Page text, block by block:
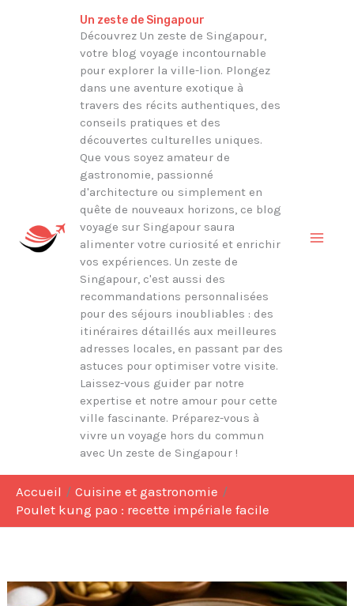
Un zeste de Singapour
Découvrez Un zeste de Singapour,
votre blog voyage incontournable
pour explorer la ville-lion. Plongez
dans une aventure exotique à
travers des récits authentiques, des
conseils pratiques et des
découvertes culturelles uniques.
Que vous soyez amateur de
gastronomie, passionné
d'architecture ou simplement en
quête de nouveaux horizons, ce blog
voyage sur Singapour saura
alimenter votre curiosité et enrichir
vos expériences. Un zeste de
Singapour, c'est aussi des
recommandations personnalisées
pour des séjours inoubliables : des
itinéraires détaillés aux meilleures
adresses locales, en passant par des
astuces pour optimiser votre visite.
Laissez-vous guider par notre
expertise et notre amour pour cette
ville fascinante. Préparez-vous à
vivre un voyage hors du commun
avec Un zeste de Singapour !
Accueil
Cuisine et gastronomie
Poulet kung pao : recette impériale facile
Rechercher